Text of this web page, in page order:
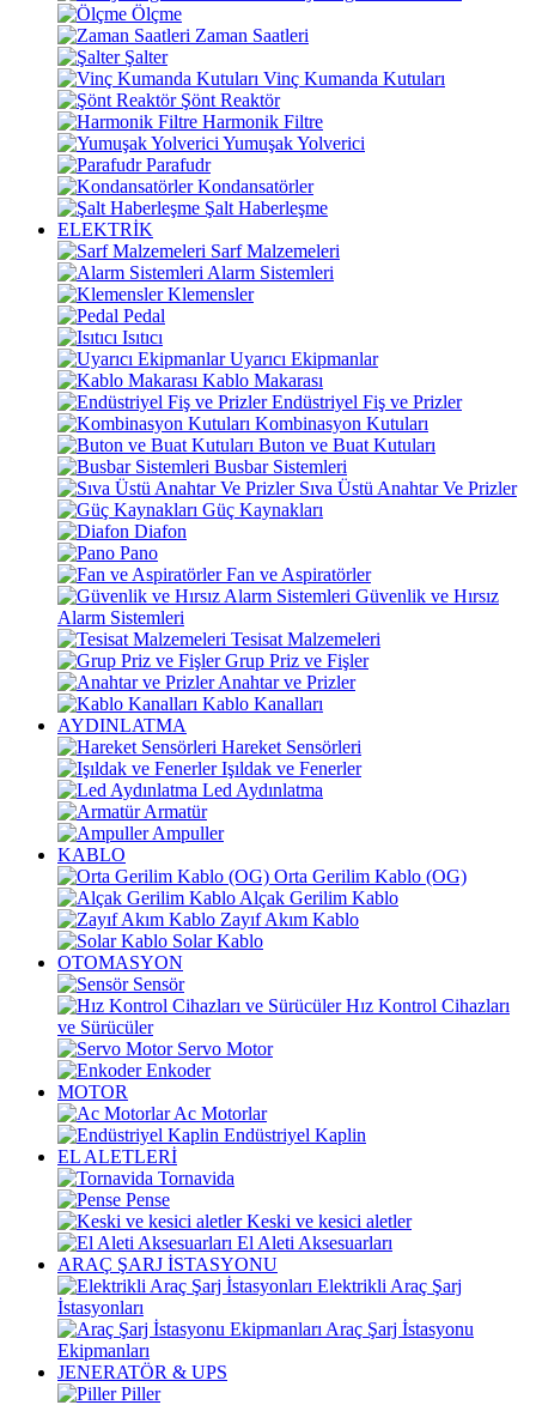
Ölçme
Zaman Saatleri
Şalter
Vinç Kumanda Kutuları
Şönt Reaktör
Harmonik Filtre
Yumuşak Yolverici
Parafudr
Kondansatörler
Şalt Haberleşme
ELEKTRİK
Sarf Malzemeleri
Alarm Sistemleri
Klemensler
Pedal
Isıtıcı
Uyarıcı Ekipmanlar
Kablo Makarası
Endüstriyel Fiş ve Prizler
Kombinasyon Kutuları
Buton ve Buat Kutuları
Busbar Sistemleri
Sıva Üstü Anahtar Ve Prizler
Güç Kaynakları
Diafon
Pano
Fan ve Aspiratörler
Güvenlik ve Hırsız
Alarm Sistemleri
Tesisat Malzemeleri
Grup Priz ve Fişler
Anahtar ve Prizler
Kablo Kanalları
AYDINLATMA
Hareket Sensörleri
Işıldak ve Fenerler
Led Aydınlatma
Armatür
Ampuller
KABLO
Orta Gerilim Kablo (OG)
Alçak Gerilim Kablo
Zayıf Akım Kablo
Solar Kablo
OTOMASYON
Sensör
Hız Kontrol Cihazları
ve Sürücüler
Servo Motor
Enkoder
MOTOR
Ac Motorlar
Endüstriyel Kaplin
EL ALETLERİ
Tornavida
Pense
Keski ve kesici aletler
El Aleti Aksesuarları
ARAÇ ŞARJ İSTASYONU
Elektrikli Araç Şarj
İstasyonları
Araç Şarj İstasyonu
Ekipmanları
JENERATÖR & UPS
Piller